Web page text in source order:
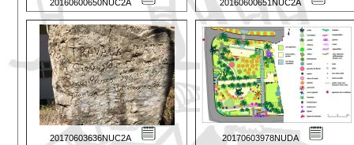
20160600650NUC2A 20160600651NUC2A
20170603636NUC2A 20170603978NUDA